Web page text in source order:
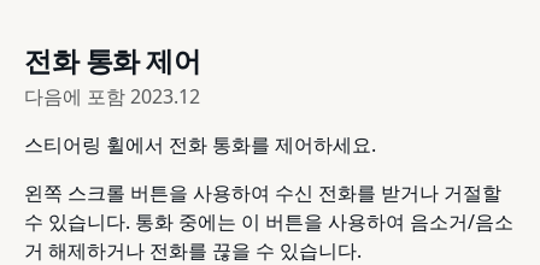
전화 통화 제어
다음에 포함2023.12
스티어링 휠에서 전화 통화를 제어하세요.
왼쪽 스크롤 버튼을 사용하여 수신 전화를 받거나 거절할
수 있습니다. 통화 중에는 이 버튼을 사용하여 음소거/음소
거 해제하거나 전화를 끊을 수 있습니다.